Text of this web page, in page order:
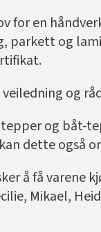
for en
parkett og
og
og båt-
dette også
å få varene
Mikael,